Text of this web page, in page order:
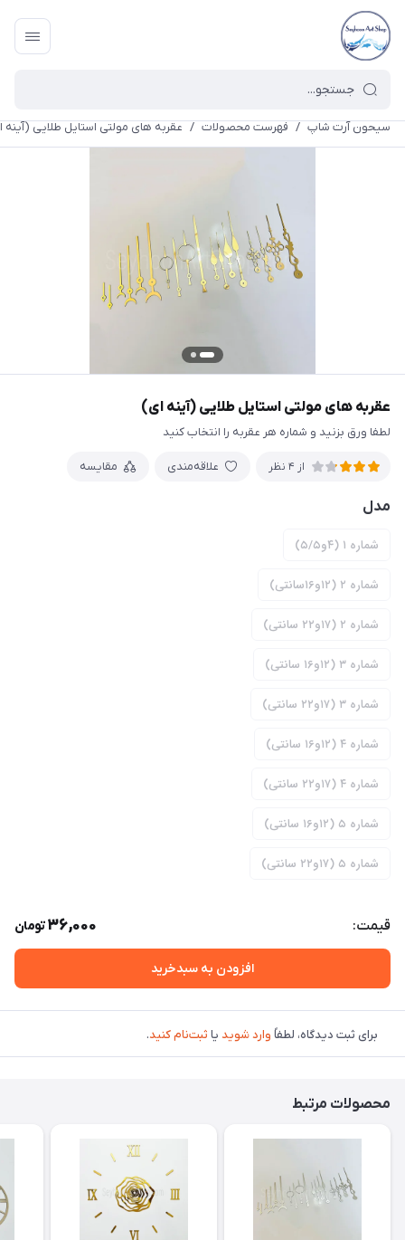
سیحون آرت شاپ / فهرست محصولات / عقربه های مولتی استایل طلایی (آینه
عقربه های مولتی استایل طلایی (آینه ای)
لطفا ورق بزنید و شماره هر عقربه را انتخاب کنید
از 4 نظر علاقه‌مندی مقایسه
مدل
شماره ۱ (۴و۵/۵)
شماره ۲ (۱۲و۱۶سانتی)
شماره ۲ (۱۷و۲۲ سانتی)
شماره ۳ (۱۲و۱۶ سانتی)
شماره ۳ (۱۷و۲۲ سانتی)
شماره ۴ (۱۲و۱۶ سانتی)
شماره ۴ (۱۷و۲۲ سانتی)
شماره ۵ (۱۲و۱۶ سانتی)
شماره ۵ (۱۷و۲۲ سانتی)
قیمت: 36,000تومان
افزودن به سبدخرید
برای ثبت دیدگاه، لطفاً وارد شوید یا ثبت‌نام کنید.
محصولات مرتبط